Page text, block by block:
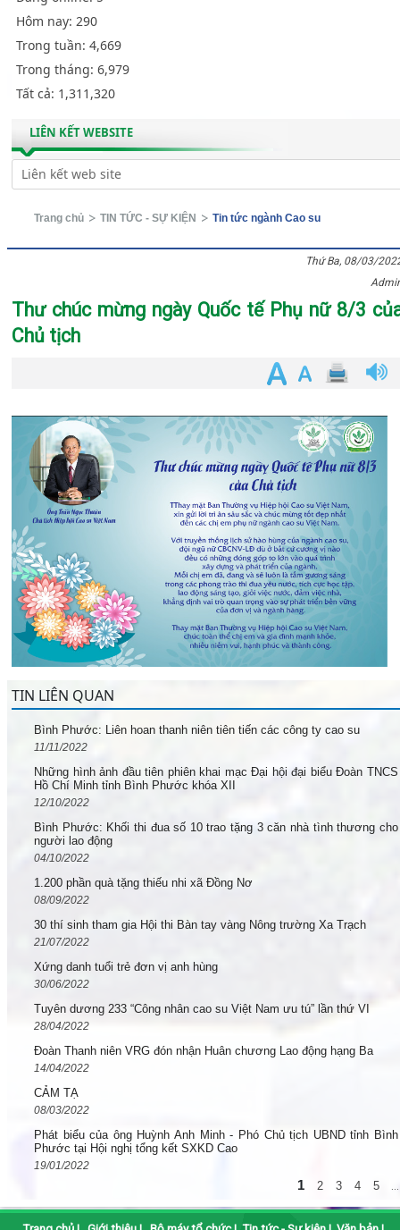
Hôm nay: 290
Trong tuần: 4,669
Trong tháng: 6,979
Tất cả: 1,311,320
LIÊN KẾT WEBSITE
Trang chủ TIN TỨC - SỰ KIỆN Tin tức ngành Cao su
Thứ Ba, 08/03/
Thư chúc mừng ngày Quốc tế Phụ nữ 8/3
Chủ tịch
TIN LIÊN QUAN
Bình Phước: Liên hoan thanh niên tiên tiến các công ty cao su
11/11/2022
Những hình ảnh đầu tiên phiên khai mạc Đại hội đại biểu Đoàn TNCS
Hồ Chí Minh tỉnh Bình Phước khóa XII
12/10/2022
Bình Phước: Khối thi đua số 10 trao tặng 3 căn nhà tình thương cho
người lao động
04/10/2022
1.200 phần quà tặng thiếu nhi xã Đồng Nơ
08/09/2022
30 thí sinh tham gia Hội thi Bàn tay vàng Nông trường Xa Trạch
21/07/2022
Xứng danh tuổi trẻ đơn vị anh hùng
30/06/2022
Tuyên dương 233 “Công nhân cao su Việt Nam ưu tú” lần thứ VI
28/04/2022
Đoàn Thanh niên VRG đón nhận Huân chương Lao động hạng Ba
14/04/2022
CẢM TẠ
08/03/2022
Phát biểu của ông Huỳnh Anh Minh - Phó Chủ tịch UBND tỉnh Bình
Phước tại Hội nghị tổng kết SXKD Cao
19/01/2022
1 2 3 4 5 ...